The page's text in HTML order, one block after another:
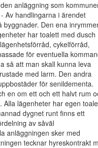
anläggning som
Av handlingarna i ärendet
Den ena
har toalett med dusch
cykelförråd,
för eventuella
så att man skall kunna leva
med larm. Den andra
för senildementa.
en om ett och ett halvt rum
Alla lägenheter har egen
dygnet runt finns ett
av såväl
anläggningen sker med
tecknar hyreskontrakt